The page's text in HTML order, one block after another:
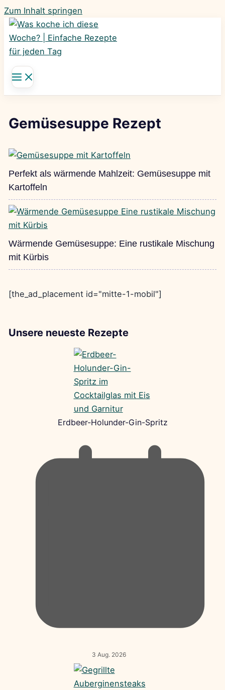
Zum Inhalt springen
Gemüsesuppe Rezept
Perfekt als wärmende Mahlzeit: Gemüsesuppe mit
Kartoffeln
Wärmende Gemüsesuppe: Eine rustikale Mischung
mit Kürbis
[the_ad_placement id="mitte-1-mobil"]
Unsere neueste Rezepte
Erdbeer-Holunder-Gin-Spritz
3 Aug. 2026